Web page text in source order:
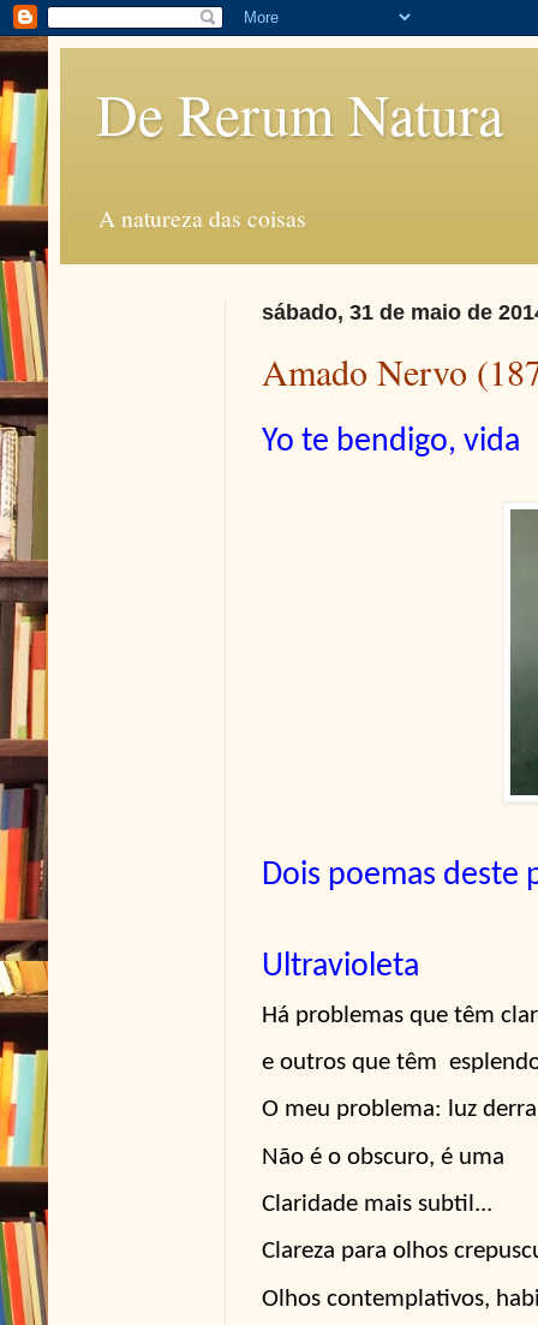
De Rerum Natura
A natureza das coisas
sábado, 31 de maio de
Amado Nervo
Yo te bendigo, vida
Dois poemas deste
Ultravioleta
Há problemas que têm
e outros que têm
O meu problema: luz
Não é o obscuro, é uma
Claridade mais subtil...
Clareza para olhos
Olhos contemplativos,